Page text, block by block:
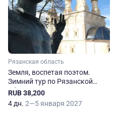
Рязанская область
Земля, воспетая поэтом.
Зимний тур по Рязанской
области
RUB 38,200
4 дн. 2—5 января 2027